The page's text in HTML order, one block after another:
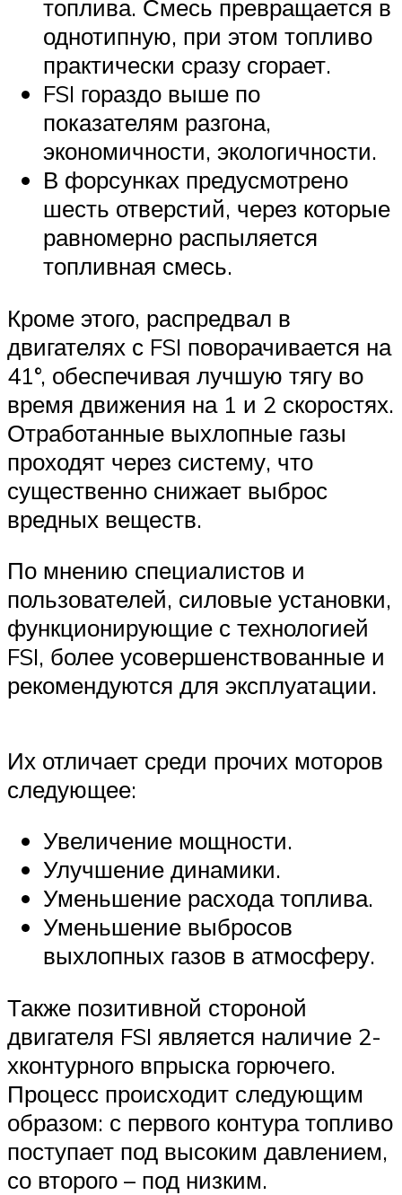
топлива. Смесь превращается в
однотипную, при этом топливо
практически сразу сгорает.
FSI гораздо выше по
показателям разгона,
экономичности, экологичности.
В форсунках предусмотрено
шесть отверстий, через которые
равномерно распыляется
топливная смесь.
Кроме этого, распредвал в
двигателях с FSI поворачивается на
41°, обеспечивая лучшую тягу во
время движения на 1 и 2 скоростях.
Отработанные выхлопные газы
проходят через систему, что
существенно снижает выброс
вредных веществ.
По мнению специалистов и
пользователей, силовые установки,
функционирующие с технологией
FSI, более усовершенствованные и
рекомендуются для эксплуатации.
Их отличает среди прочих моторов
следующее:
Увеличение мощности.
Улучшение динамики.
Уменьшение расхода топлива.
Уменьшение выбросов
выхлопных газов в атмосферу.
Также позитивной стороной
двигателя FSI является наличие 2-
хконтурного впрыска горючего.
Процесс происходит следующим
образом: с первого контура топливо
поступает под высоким давлением,
со второго – под низким.